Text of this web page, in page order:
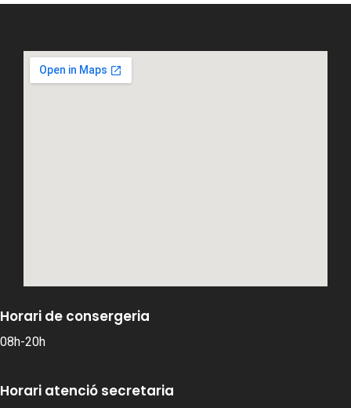
Horari de consergeria
08h-20h
Horari atenció secretaria